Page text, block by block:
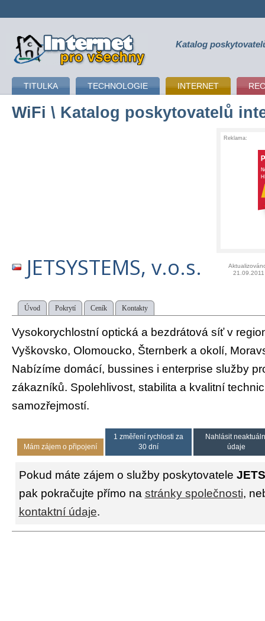
připojení k internetu Katalog
TITULKA TECHNOLOGIE INTERNET
WiFi \ Katalog poskytovatelů
Reklama:
JETSYSTEMS, v.o.s.
21.09.2011
Úvod Pokrytí Ceník Kontakty
Vysokorychlostní optická a bezdrátová síť v
Vyškovsko, Olomoucko, Šternberk a okolí,
Nabízíme domácí, bussines i enterprise služby
zákazníků. Spolehlivost, stabilita a kvalitní
samozřejmostí.
Mám zájem o připojení
1 změření rychlosti za
30 dní
Nahlásit
údaje
Pokud máte zájem o služby poskytovatele
pak pokračujte přímo na stránky společnosti,
kontaktní údaje.